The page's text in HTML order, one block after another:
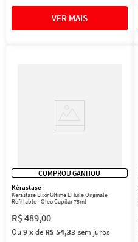
COMPROU GANHOU
Kérastase
Kérastase Elixir Ultime L'Huile Originale
Refillable - Óleo Capilar 75ml
R$489,00
Ou 9xde R$ 54,33 sem juros